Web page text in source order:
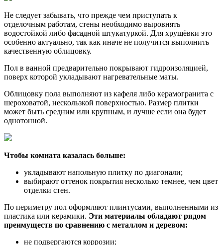
Не следует забывать, что прежде чем приступать к
отделочным работам, стены необходимо выровнять
водостойкой либо фасадной штукатуркой. Для хрущёвки это
особенно актуально, так как иначе не получится выполнить
качественную облицовку.
Пол в ванной предварительно покрывают гидроизоляцией,
поверх которой укладывают нагревательные маты.
Облицовку пола выполняют из кафеля либо керамогранита с
шероховатой, нескользкой поверхностью. Размер плитки
может быть средним или крупным, и лучше если она будет
однотонной.
Чтобы комната казалась больше:
укладывают напольную плитку по диагонали;
выбирают оттенок покрытия несколько темнее, чем цвет
отделки стен.
По периметру пол оформляют плинтусами, выполненными из
пластика или керамики. Эти материалы обладают рядом
преимуществ по сравнению с металлом и деревом:
не подвергаются коррозии;